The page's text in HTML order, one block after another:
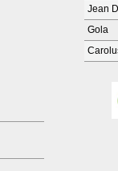
Jean
Gola